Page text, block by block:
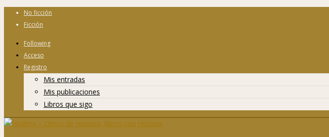
No ficción
Ficción
Following
Acceso
Registro
Mis entradas
Mis publicaciones
Libros que sigo